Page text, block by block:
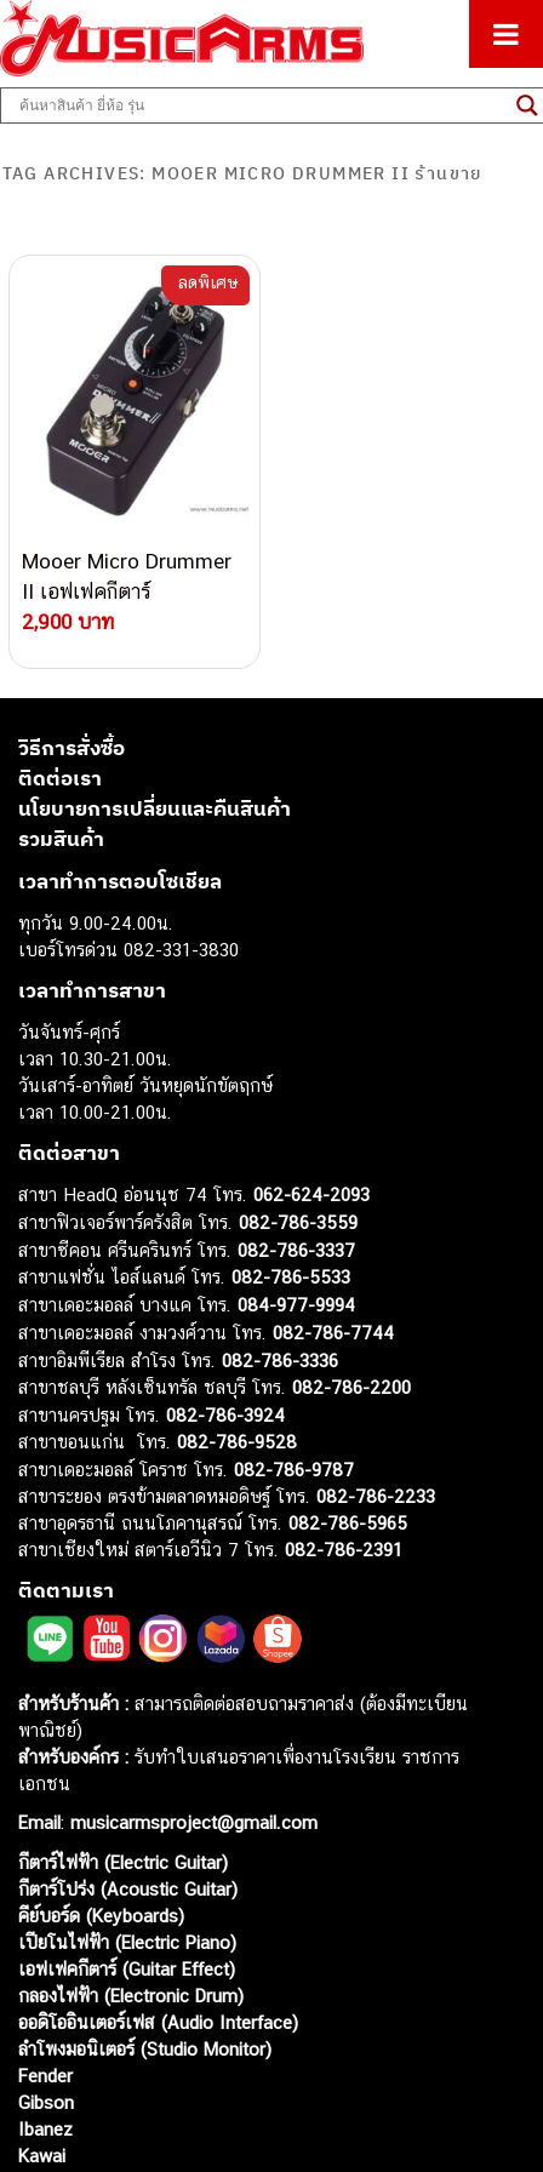
Music Arms
ศูนย์รวมครื่องดนตรีทุกชนิด ตั้งแต่เริ่มต้นถึงมืออาชีพ
TAG ARCHIVES: MOOER MICRO DRUMMER II ร้านขาย
Mooer Micro Drummer
II เอฟเฟคกีตาร์
2,900 บาท
ลดพิเศษ
วิธีการสั่งซื้อ
ติดต่อเรา
นโยบายการเปลี่ยนและคืนสินค้า
รวมสินค้า
เวลาทำการตอบโซเชียล
ทุกวัน 9.00-24.00น.
เบอร์โทรด่วน 082-331-3830
เวลาทำการสาขา
วันจันทร์-ศุกร์
เวลา 10.30-21.00น.
วันเสาร์-อาทิตย์ วันหยุดนักขัตฤกษ์
เวลา 10.00-21.00น.
ติดต่อสาขา
สาขา HeadQ อ่อนนุช 74 โทร. 062-624-2093
สาขาฟิวเจอร์พาร์ครังสิต โทร. 082-786-3559
สาขาซีคอน ศรีนครินทร์ โทร. 082-786-3337
สาขาแฟชั่น ไอส์แลนด์ โทร. 082-786-5533
สาขาเดอะมอลล์ บางแค โทร. 084-977-9994
สาขาเดอะมอลล์ งามวงศ์วาน โทร. 082-786-7744
สาขาอิมพีเรียล สำโรง โทร. 082-786-3336
สาขาชลบุรี หลังเซ็นทรัล ชลบุรี โทร. 082-786-2200
สาขานครปฐม โทร. 082-786-3924
สาขาขอนแก่น โทร. 082-786-9528
สาขาเดอะมอลล์ โคราช โทร. 082-786-9787
สาขาระยอง ตรงข้ามตลาดหมอดิษฐ์ โทร. 082-786-2233
สาขาอุดรธานี ถนนโภคานุสรณ์ โทร. 082-786-5965
สาขาเชียงใหม่ สตาร์เอวีนิว 7 โทร. 082-786-2391
ติดตามเรา
สำหรับร้านค้า : สามารถติดต่อสอบถามราคาส่ง (ต้องมีทะเบียน
พาณิชย์)
สำหรับองค์กร : รับทำใบเสนอราคาเพื่องานโรงเรียน ราชการ
เอกชน
Email: musicarmsproject@gmail.com
กีตาร์ไฟฟ้า (Electric Guitar)
กีตาร์โปร่ง (Acoustic Guitar)
คีย์บอร์ด (Keyboards)
เปียโนไฟฟ้า (Electric Piano)
เอฟเฟคกีตาร์ (Guitar Effect)
กลองไฟฟ้า (Electronic Drum)
ออดิโออินเตอร์เฟส (Audio Interface)
ลำโพงมอนิเตอร์ (Studio Monitor)
Fender
Gibson
Ibanez
Kawai